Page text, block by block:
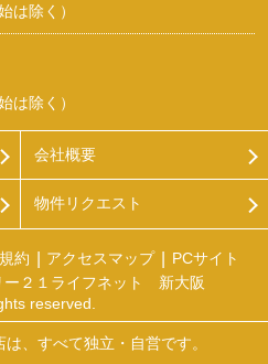
は除く）
は除く）
会社概要
物件リクエスト
約 アクセスマップ
PCサイト
ー２１ライフネット 新大阪
reserved.
、すべて独立・自営です。